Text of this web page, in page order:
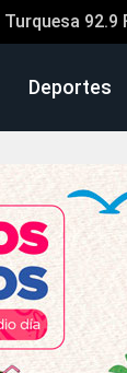
Turquesa 92.9
Deportes